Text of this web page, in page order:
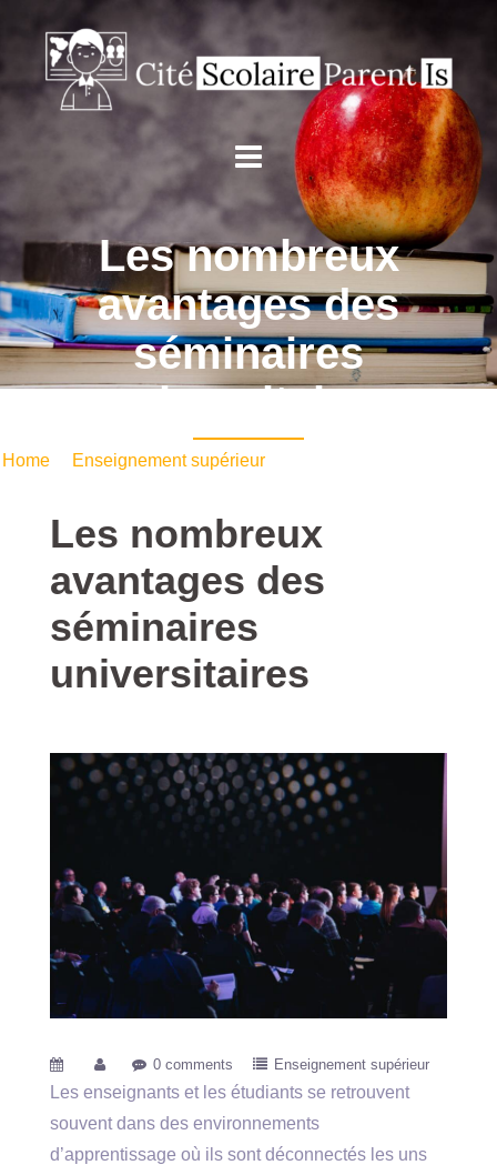
Les nombreux
avantages des
séminaires
universitaires
Home Enseignement supérieur
Les nombreux
avantages des
séminaires
universitaires
0 comments Enseignement supérieur
Les enseignants et les étudiants se retrouvent
souvent dans des environnements
d’apprentissage où ils sont déconnectés les uns